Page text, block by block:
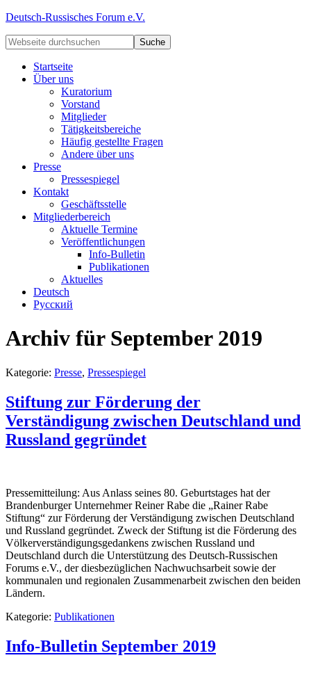
Deutsch-Russisches Forum e.V.
Startseite
Über uns
Kuratorium
Vorstand
Mitglieder
Tätigkeitsbereiche
Häufig gestellte Fragen
Andere über uns
Presse
Pressespiegel
Kontakt
Geschäftsstelle
Mitgliederbereich
Aktuelle Termine
Veröffentlichungen
Info-Bulletin
Publikationen
Aktuelles
Deutsch
Русский
Archiv für September 2019
Kategorie: Presse, Pressespiegel
Stiftung zur Förderung der
Verständigung zwischen Deutschland und
Russland gegründet
Pressemitteilung: Aus Anlass seines 80. Geburtstages hat der
Brandenburger Unternehmer Reiner Rabe die „Rainer Rabe
Stiftung“ zur Förderung der Verständigung zwischen Deutschland
und Russland gegründet. Zweck der Stiftung ist die Förderung des
Völkerverständigungsgedankens zwischen Russland und
Deutschland durch die Unterstützung des Deutsch-Russischen
Forums e.V., der diesbezüglichen Nachwuchsarbeit sowie der
kommunalen und regionalen Zusammenarbeit zwischen den beiden
Ländern.
Kategorie: Publikationen
Info-Bulletin September 2019